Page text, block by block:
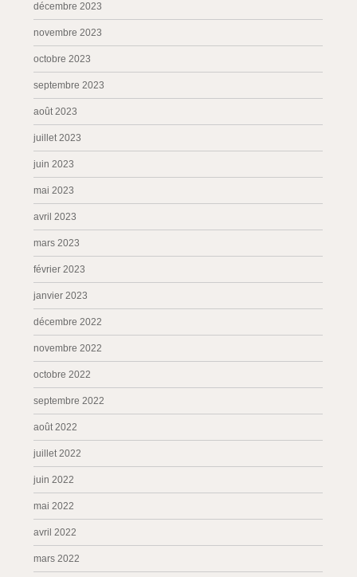
décembre 2023
novembre 2023
octobre 2023
septembre 2023
août 2023
juillet 2023
juin 2023
mai 2023
avril 2023
mars 2023
février 2023
janvier 2023
décembre 2022
novembre 2022
octobre 2022
septembre 2022
août 2022
juillet 2022
juin 2022
mai 2022
avril 2022
mars 2022